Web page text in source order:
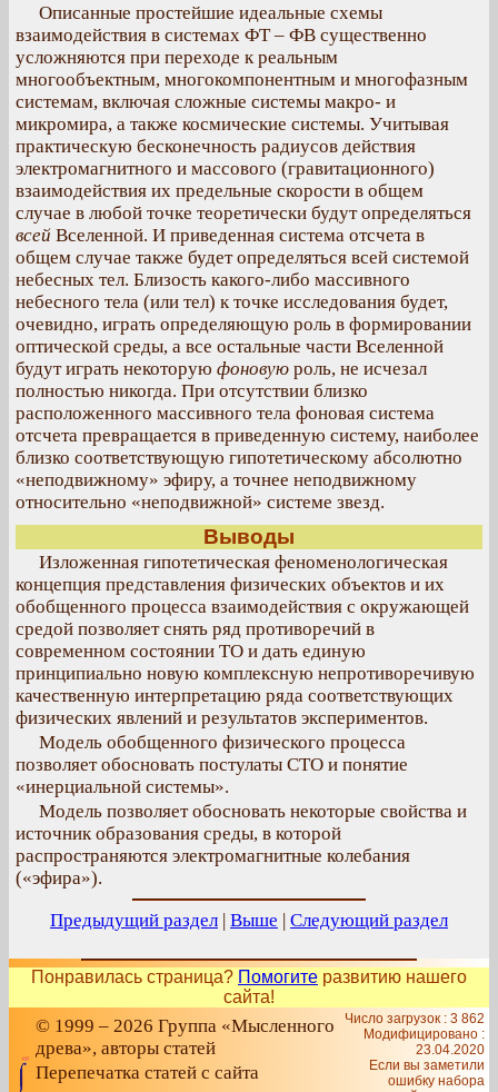
Описанные простейшие идеальные схемы
взаимодействия в системах ФТ – ФВ существенно
усложняются при переходе к реальным
многообъектным, многокомпонентным и многофазным
системам, включая сложные системы макро- и
микромира, а также космические системы. Учитывая
практическую бесконечность радиусов действия
электромагнитного и массового (гравитационного)
взаимодействия их предельные скорости в общем
случае в любой точке теоретически будут определяться
всей Вселенной. И приведенная система отсчета в
общем случае также будет определяться всей системой
небесных тел. Близость какого-либо массивного
небесного тела (или тел) к точке исследования будет,
очевидно, играть определяющую роль в формировании
оптической среды, а все остальные части Вселенной
будут играть некоторую фоновую роль, не исчезал
полностью никогда. При отсутствии близко
расположенного массивного тела фоновая система
отсчета превращается в приведенную систему, наиболее
близко соответствующую гипотетическому абсолютно
«неподвижному» эфиру, а точнее неподвижному
относительно «неподвижной» системе звезд.
Выводы
Изложенная гипотетическая феноменологическая
концепция представления физических объектов и их
обобщенного процесса взаимодействия с окружающей
средой позволяет снять ряд противоречий в
современном состоянии ТО и дать единую
принципиально новую комплексную непротиворечивую
качественную интерпретацию ряда соответствующих
физических явлений и результатов экспериментов.
Модель обобщенного физического процесса
позволяет обосновать постулаты СТО и понятие
«инерциальной системы».
Модель позволяет обосновать некоторые свойства и
источник образования среды, в которой
распространяются электромагнитные колебания
(«эфира»).
Предыдущий раздел | Выше | Следующий раздел
Понравилась страница? Помогите развитию нашего
сайта!
© 1999 – 2026 Группа «Мысленного
древа», авторы статей
Перепечатка статей с сайта
Число загрузок : 3 862
Модифицировано :
23.04.2020
Если вы заметили
ошибку набора